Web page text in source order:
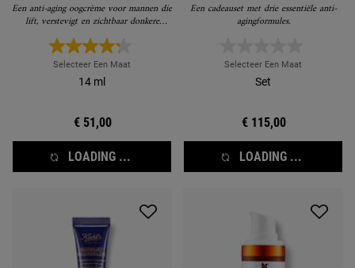
Een anti-aging oogcrème voor mannen die
lift, verstevigt en zichtbaar donkere
kringen vermindert
Selecteer Een Maat
14 ml
€ 51,00
LOADING ...
Een cadeauset met drie essentiële anti-
agingformules.
Selecteer Een Maat
Set
€ 115,00
LOADING ...